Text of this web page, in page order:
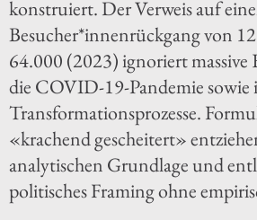
konstruiert. Der Verweis auf
Besucher*innenrückgang von
64.000 (2023) ignoriert
die COVID-19-Pandemie
Transformationsprozesse.
«krachend gescheitert»
analytischen Grundlage und
politisches Framing ohne